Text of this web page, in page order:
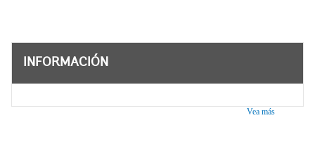
INFORMACIÓN
Vea más